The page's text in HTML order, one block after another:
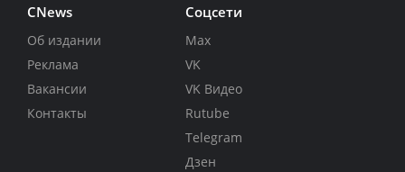
CNews
Об издании
Реклама
Вакансии
Контакты
Соцсети
Max
VK
VK Видео
Rutube
Telegram
Дзен